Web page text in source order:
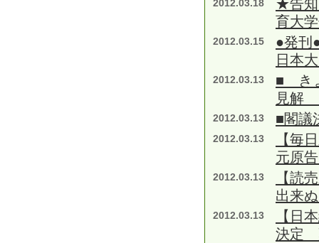
2012.03.18
★告
育大
2012.03.15
●発刊
日本
2012.03.13
■ き
見解
2012.03.13 ■閣議
2012.03.13
【毎
元原
2012.03.13
【読
出来
2012.03.13
【日
決定